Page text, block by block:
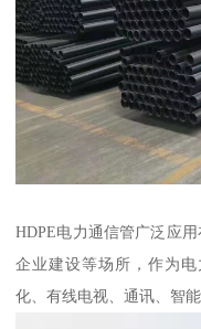
HDPE电力通信管广泛应
企业建设等场所，作为
化、有线电视、通讯、智